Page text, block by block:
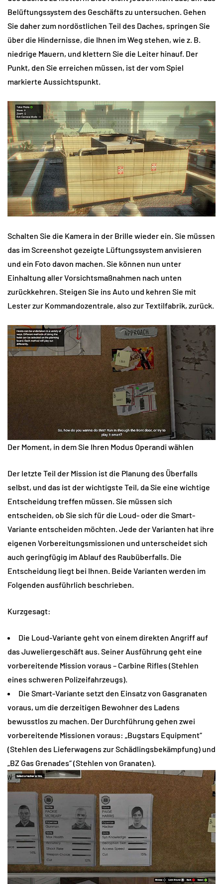
Belüftungssystem des Geschäfts zu untersuchen. Gehen
Sie daher zum nordöstlichen Teil des Daches, springen Sie
über die Hindernisse, die Ihnen im Weg stehen, wie z. B.
niedrige Mauern, und klettern Sie die Leiter hinauf. Der
Punkt, den Sie erreichen müssen, ist der vom Spiel
markierte Aussichtspunkt.
Schalten Sie die Kamera in der Brille wieder ein. Sie müssen
das im Screenshot gezeigte Lüftungssystem anvisieren
und ein Foto davon machen. Sie können nun unter
Einhaltung aller Vorsichtsmaßnahmen nach unten
zurückkehren. Steigen Sie ins Auto und kehren Sie mit
Lester zur Kommandozentrale, also zur Textilfabrik, zurück.
Der Moment, in dem Sie Ihren Modus Operandi wählen
Der letzte Teil der Mission ist die Planung des Überfalls
selbst, und das ist der wichtigste Teil, da Sie eine wichtige
Entscheidung treffen müssen. Sie müssen sich
entscheiden, ob Sie sich für die Loud- oder die Smart-
Variante entscheiden möchten. Jede der Varianten hat ihre
eigenen Vorbereitungsmissionen und unterscheidet sich
auch geringfügig im Ablauf des Raubüberfalls. Die
Entscheidung liegt bei Ihnen. Beide Varianten werden im
Folgenden ausführlich beschrieben.
Kurzgesagt:
Die Loud-Variante geht von einem direkten Angriff auf
das Juweliergeschäft aus. Seiner Ausführung geht eine
vorbereitende Mission voraus – Carbine Rifles (Stehlen
eines schweren Polizeifahrzeugs).
Die Smart-Variante setzt den Einsatz von Gasgranaten
voraus, um die derzeitigen Bewohner des Ladens
bewusstlos zu machen. Der Durchführung gehen zwei
vorbereitende Missionen voraus: „Bugstars Equipment“
(Stehlen des Lieferwagens zur Schädlingsbekämpfung) und
„BZ Gas Grenades“ (Stehlen von Granaten).